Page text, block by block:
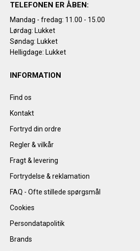
TELEFONEN ER ÅBEN:
Mandag - fredag: 11.00 - 15.00
Lørdag: Lukket
Søndag: Lukket
Helligdage: Lukket
INFORMATION
Find os
Kontakt
Fortryd din ordre
Regler & vilkår
Fragt & levering
Fortrydelse & reklamation
FAQ - Ofte stillede spørgsmål
Cookies
Persondatapolitik
Brands